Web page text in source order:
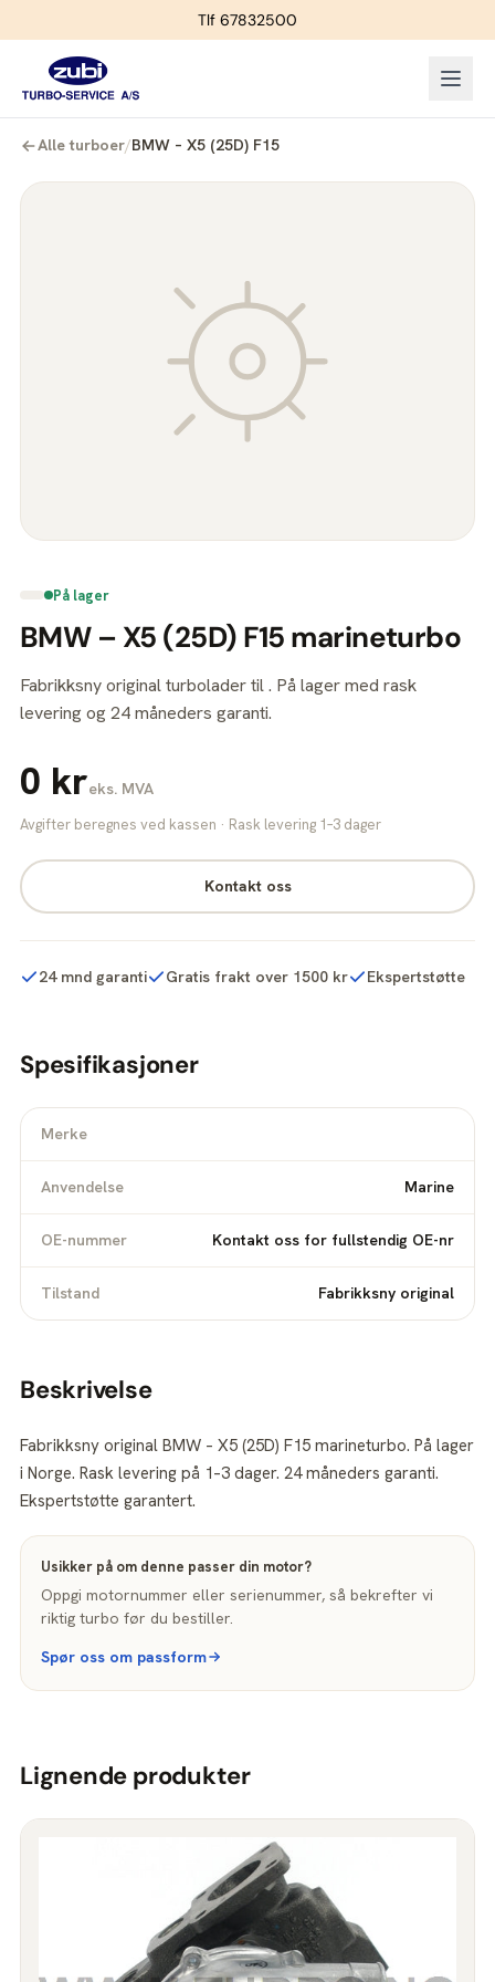
Tlf 67832500
Alle turboer/BMW – X5 (25D) F15
På lager
BMW – X5 (25D) F15 marineturbo
Fabrikksny original turbolader til . På lager med rask
levering og 24 måneders garanti.
0 kreks. MVA
Avgifter beregnes ved kassen · Rask levering 1–3 dager
Kontakt oss
24 mnd garanti Gratis frakt over 1500 kr Ekspertstøtte
Spesifikasjoner
Merke
Anvendelse Marine
OE-nummer Kontakt oss for fullstendig OE-nr
Tilstand Fabrikksny original
Beskrivelse
Fabrikksny original BMW – X5 (25D) F15 marineturbo. På lager
i Norge. Rask levering på 1–3 dager. 24 måneders garanti.
Ekspertstøtte garantert.
Usikker på om denne passer din motor?
Oppgi motornummer eller serienummer, så bekrefter vi
riktig turbo før du bestiller.
Spør oss om passform
Lignende produkter